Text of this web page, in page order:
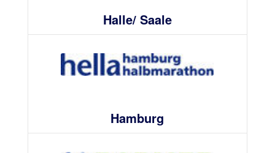
Halle/ Saale
Hamburg